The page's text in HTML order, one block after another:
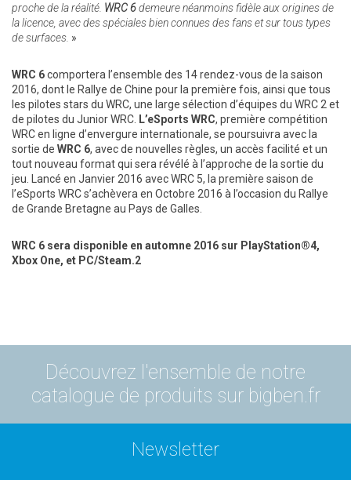
proche de la réalité. WRC 6demeure néanmoins fidèle aux origines de
la licence, avec des spéciales bien connues des fans et sur tous types
de surfaces. »
WRC 6comportera l’ensemble des 14 rendez-vous de la saison
2016, dont le Rallye de Chine pour la première fois, ainsi que tous
les pilotes stars du WRC, une large sélection d’équipes du WRC 2 et
de pilotes du Junior WRC. L’eSports WRC, première compétition
WRC en ligne d’envergure internationale, se poursuivra avec la
sortie de WRC 6, avec de nouvelles règles, un accès facilité et un
tout nouveau format qui sera révélé à l’approche de la sortie du
jeu. Lancé en Janvier 2016 avec WRC 5, la première saison de
l’eSports WRC s’achèvera en Octobre 2016 à l’occasion du Rallye
de Grande Bretagne au Pays de Galles.
WRC 6 sera disponible en automne 2016 sur PlayStation®4,
Xbox One, et PC/Steam.2
Découvrez l'ensemble de notre
catalogue de produits sur bigben.fr
Newsletter